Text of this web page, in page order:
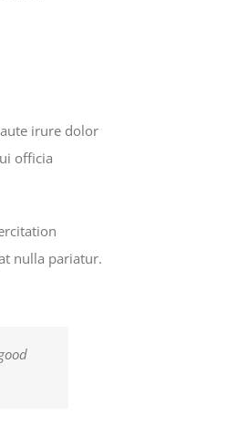
irure dolor
officia
nulla pariatur.